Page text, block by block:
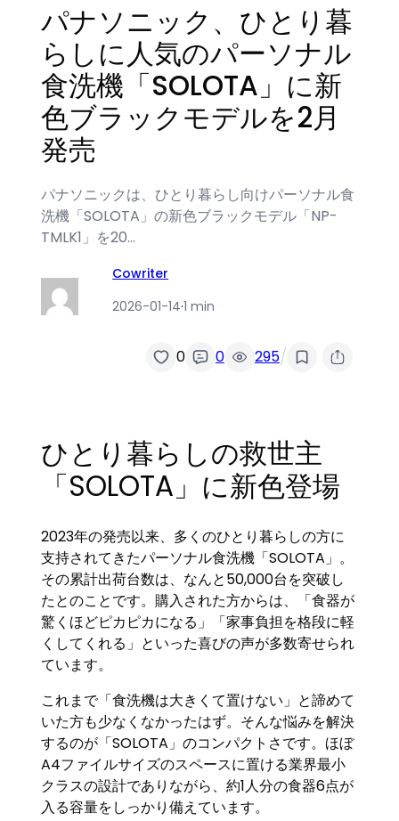
パナソニック、ひとり暮
らしに人気のパーソナル
食洗機「SOLOTA」に新
色ブラックモデルを2月
発売
パナソニックは、ひとり暮らし向けパーソナル食
洗機「SOLOTA」の新色ブラックモデル「NP-
TMLK1」を20…
Cowriter
2026-01-14·1 min
0 0 295/
ひとり暮らしの救世主
「SOLOTA」に新色登場
2023年の発売以来、多くのひとり暮らしの方に
支持されてきたパーソナル食洗機「SOLOTA」。
その累計出荷台数は、なんと50,000台を突破し
たとのことです。購入された方からは、「食器が
驚くほどピカピカになる」「家事負担を格段に軽
くしてくれる」といった喜びの声が多数寄せられ
ています。
これまで「食洗機は大きくて置けない」と諦めて
いた方も少なくなかったはず。そんな悩みを解決
するのが「SOLOTA」のコンパクトさです。ほぼ
A4ファイルサイズのスペースに置ける業界最小
クラスの設計でありながら、約1人分の食器6点が
入る容量をしっかり備えています。